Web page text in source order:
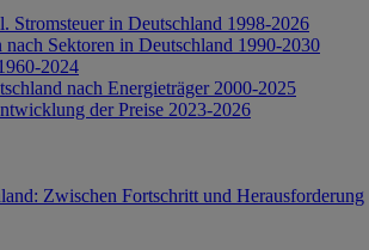
Stromsteuer in Deutschland 1998-2026
nach Sektoren in Deutschland 1990-2030
2024
nach Energieträger 2000-2025
der Preise 2023-2026
Zwischen Fortschritt und Herausforderung